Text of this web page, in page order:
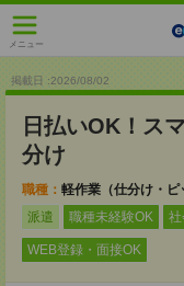
メニュー
掲載日 :2026/08/02
日払いOK！ス
分け
職種： 軽作業（仕分け・ピ
派遣
職種未経験OK
WEB登録・面接OK